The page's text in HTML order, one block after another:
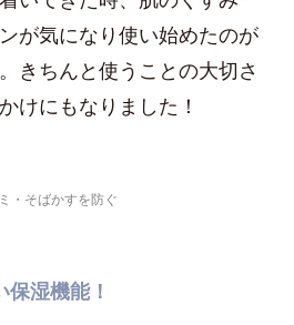
が気になり使い始めたのが
きちんと使うことの大切さ
けにもなりました！
・そばかすを防ぐ
湿機能！